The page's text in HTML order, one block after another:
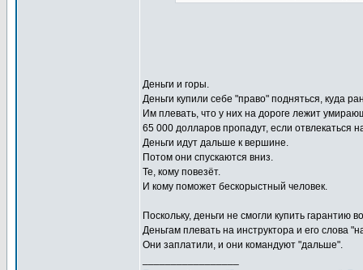
Деньги и горы.
Деньги купили себе "право" подняться, куда
Им плевать, что у них на дороге лежит
65 000 долларов пропадут, если отвлекаться
Деньги идут дальше к вершине.
Потом они спускаются вниз.
Те, кому повезёт.
И кому поможет бескорыстный человек.
Поскольку, деньги не смогли купить гарантию
Деньгам плевать на инструктора и его слова
Они заплатили, и они командуют "дальше".